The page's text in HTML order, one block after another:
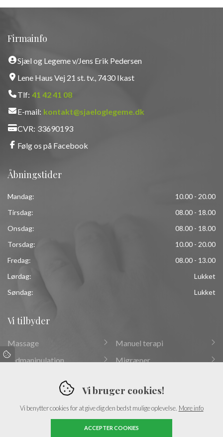
Firmainfo
Sjæl og Legeme v/Jens Erik Pedersen
Lene Haus Vej 21 st. tv., 7430 Ikast
Tlf: 41 42 41 08
E-mail: kontakt@sjaeloglegeme.dk
CVR: 33690193
Følg os på Facebook
Åbningstider
Mandag:
10.00 - 20.00
Tirsdag:
08.00 - 18.00
Onsdag:
08.00 - 18.00
Torsdag:
10.00 - 20.00
Fredag:
08.00 - 13.00
Lørdag:
Lukket
Søndag:
Lukket
Vi tilbyder
Quickmenu
Massage
Ledmanipulation
Akut skadesbehandling
Ansigtsmassage
Manuel terapi
Migræner
Triggerpunktsbehandling
Akupunktur
Medicinsk akupunktur
Vi bruger cookies!
Vi benytter cookies for at give dig den bedst mulige oplevelse. More info
ACCEPTER COOKIES